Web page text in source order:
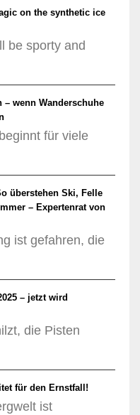
on the synthetic ice
be sporty and
wenn Wanderschuhe
für viele
überstehen Ski, Felle
– Expertenrat von
ist gefahren, die
– jetzt wird
die Pisten
für den Ernstfall!
ist